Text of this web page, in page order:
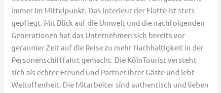
immer im Mittelpunkt. Das Interieur der Flotte ist stets
gepflegt. Mit Blick auf die Umwelt und die nachfolgenden
Generationen hat das Unternehmen sich bereits vor
geraumer Zeit auf die Reise zu mehr Nachhaltigkeit in der
Personenschifffahrt gemacht. Die KölnTourist versteht
sich als echter Freund und Partner ihrer Gäste und lebt
Weltoffenheit. Die Mitarbeiter sind authentisch und lieben